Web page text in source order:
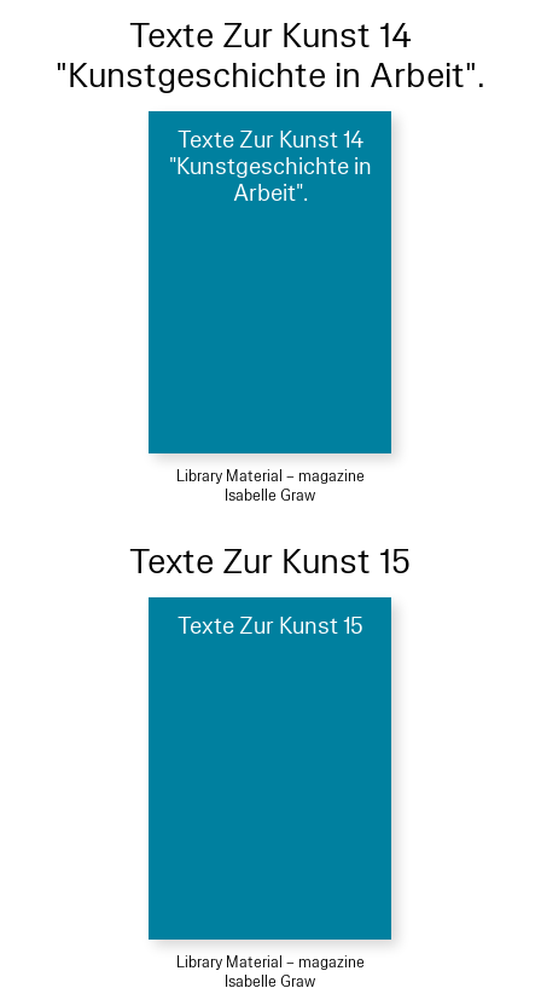
Texte Zur Kunst 14
"Kunstgeschichte in Arbeit".
Texte Zur Kunst 14
"Kunstgeschichte in
Arbeit".
Library Material – magazine
Isabelle Graw
Texte Zur Kunst 15
Texte Zur Kunst 15
Library Material – magazine
Isabelle Graw